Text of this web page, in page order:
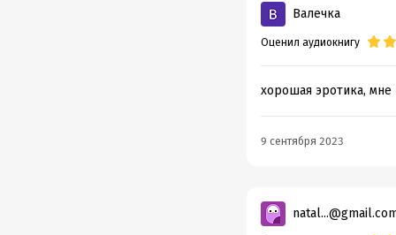
Валечка
Оценил аудиокнигу
хорошая эротика, мне
9 сентября 2023